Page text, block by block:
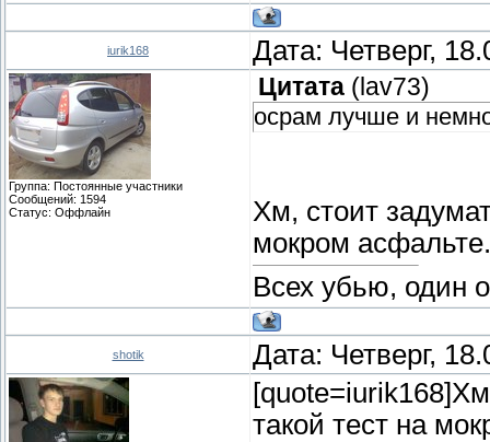
iurik168 Дата: Четверг,
Группа: Постоянные участники
Сообщений: 1594
Статус: Оффлайн
Цитата ( lav73)
осрам лучше и
Хм, стоит
мокром асфальте.
Всех убью, один
shotik Дата: Четверг,
такой тест на